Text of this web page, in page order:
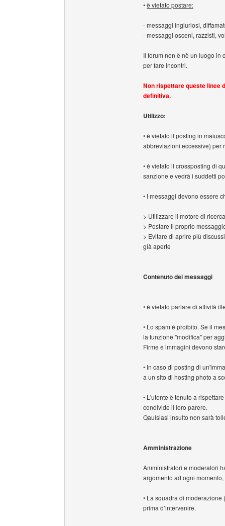
•è vietato postare:
- messaggi ingiuriosi,
- messaggi osceni, razzisti,
Il forum non è nè un luogo
per fare incontri.
Non rispettare queste linee
definitiva.
Utilizzo:
• è vietato il posting in
abbreviazioni eccessive) per
• é vietato il crossposting di
sanzione e vedrà i suddetti
• I messaggi devono essere
> Utilizzare il motore di
> Postare il proprio
> Evitare di aprire più
già aperte
Contenuto dei messaggi
• è vietato parlare di attività
• Lo spam è proibito. Se il
la funzione "modifica" per
Firme e immagini devono
• In caso di posting di
a un sito di hosting photo a
• L'utente è tenuto a
condivide il loro parere.
Qaulsiasi insulto non sarà
Amministrazione
Amministratori e moderatori
argomento ad ogni
• La squadra di
prima d’intervenire.